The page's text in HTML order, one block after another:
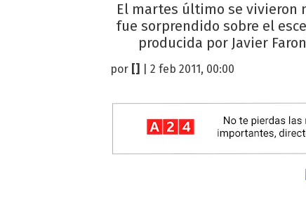
El martes último se vivieron
fue sorprendido sobre el
producida por Javier
por | 2 feb 2011, 00:00